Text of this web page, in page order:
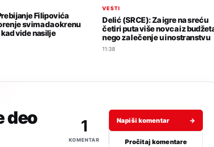
Filipovića
svima da okrenu
vide nasilje
VESTI
Delić (SRCE): Za igre na sreću
četiri puta više novca iz
nego za lečenje u inostranstvu
11:38
deo
1
KOMENTAR
Napiši komentar →
Pročitaj komentare